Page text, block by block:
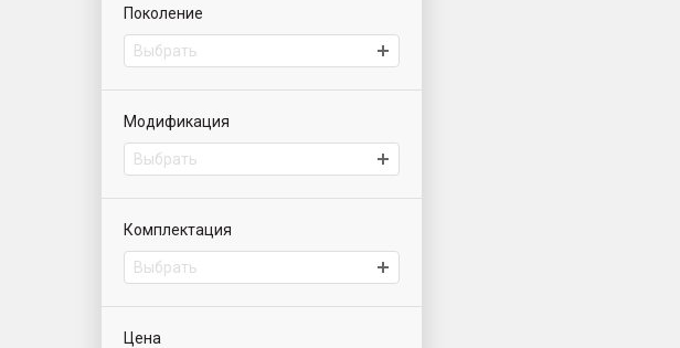
Поколение
Выбрать
Модификация
Выбрать
Комплектация
Выбрать
Цена